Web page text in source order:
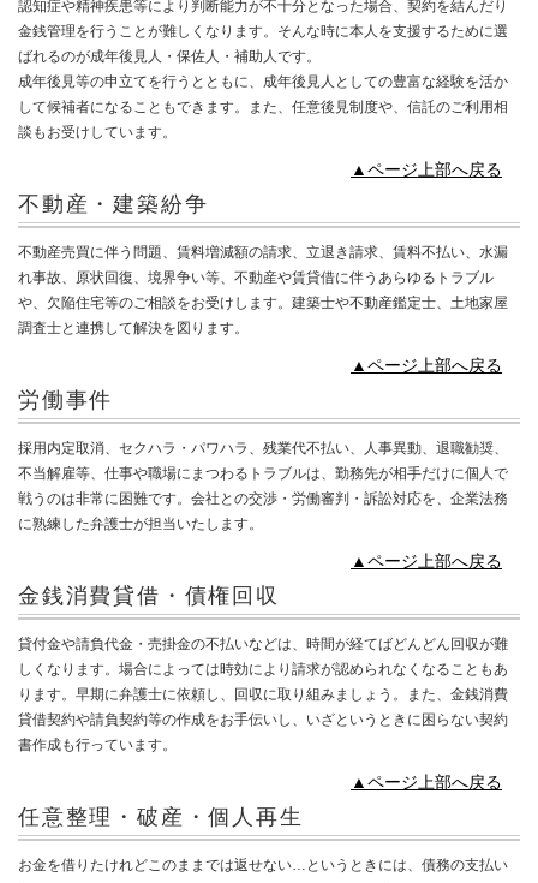
認知症や精神疾患等により判断能力が不十分となった場合、契約を結んだり
金銭管理を行うことが難しくなります。そんな時に本人を支援するために選
ばれるのが成年後見人・保佐人・補助人です。
成年後見等の申立てを行うとともに、成年後見人としての豊富な経験を活か
して候補者になることもできます。また、任意後見制度や、信託のご利用相
談もお受けしています。
▲ページ上部へ戻る
不動産・建築紛争
不動産売買に伴う問題、賃料増減額の請求、立退き請求、賃料不払い、水漏
れ事故、原状回復、境界争い等、不動産や賃貸借に伴うあらゆるトラブル
や、欠陥住宅等のご相談をお受けします。建築士や不動産鑑定士、土地家屋
調査士と連携して解決を図ります。
▲ページ上部へ戻る
労働事件
採用内定取消、セクハラ・パワハラ、残業代不払い、人事異動、退職勧奨、
不当解雇等、仕事や職場にまつわるトラブルは、勤務先が相手だけに個人で
戦うのは非常に困難です。会社との交渉・労働審判・訴訟対応を、企業法務
に熟練した弁護士が担当いたします。
▲ページ上部へ戻る
金銭消費貸借・債権回収
貸付金や請負代金・売掛金の不払いなどは、時間が経てばどんどん回収が難
しくなります。場合によっては時効により請求が認められなくなることもあ
ります。早期に弁護士に依頼し、回収に取り組みましょう。また、金銭消費
貸借契約や請負契約等の作成をお手伝いし、いざというときに困らない契約
書作成も行っています。
▲ページ上部へ戻る
任意整理・破産・個人再生
お金を借りたけれどこのままでは返せない…というときには、債務の支払い